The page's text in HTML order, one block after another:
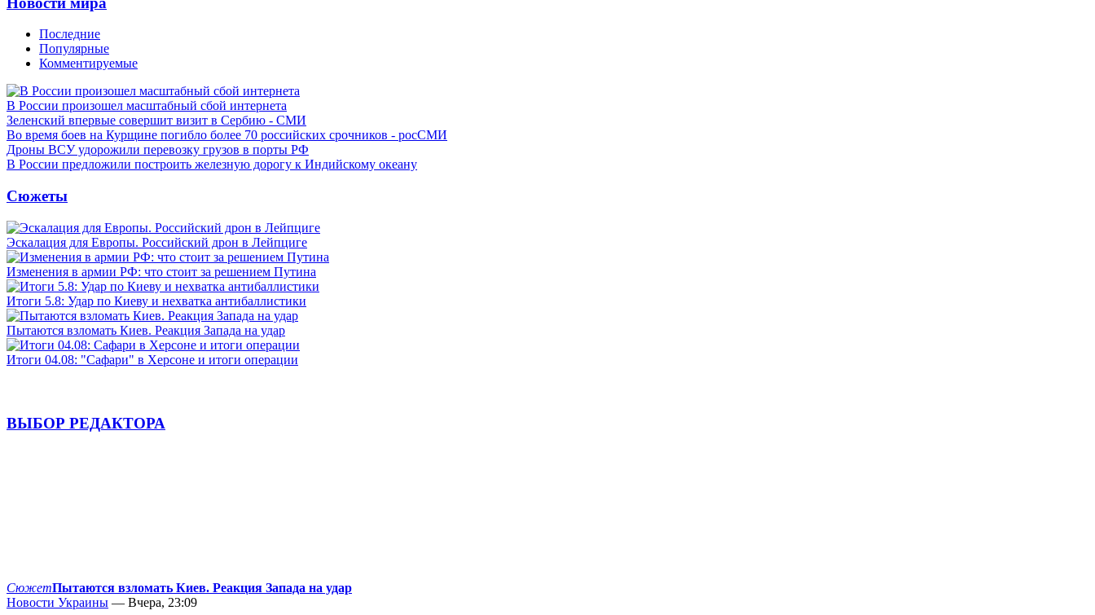
Последние
Популярные
Комментируемые
В России произошел масштабный сбой интернета
Зеленский впервые совершит визит в Сербию - СМИ
Во время боев на Курщине погибло более 70 российских срочников - росСМИ
Дроны ВСУ удорожили перевозку грузов в порты РФ
В России предложили построить железную дорогу к Индийскому океану
Сюжеты
Эскалация для Европы. Российский дрон в Лейпциге
Изменения в армии РФ: что стоит за решением Путина
Итоги 5.8: Удар по Киеву и нехватка антибаллистики
Пытаются взломать Киев. Реакция Запада на удар
Итоги 04.08: "Сафари" в Херсоне и итоги операции
ВЫБОР РЕДАКТОРА
СюжетПытаются взломать Киев. Реакция Запада на удар
Новости Украины — Вчера, 23:09